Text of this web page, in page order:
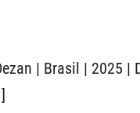
| Brasil | 2025 |